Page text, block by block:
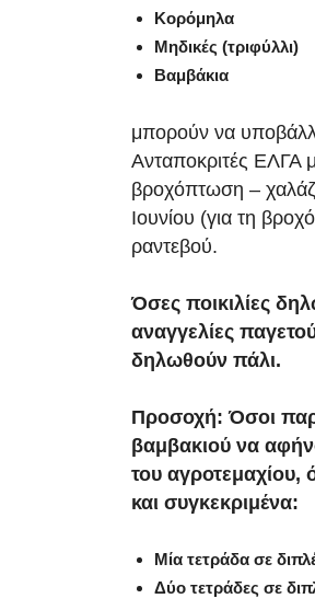
Κορόμηλα
Μηδικές (τριφύλλι)
Βαμβάκια
μπορούν να
Ανταποκριτές ΕΛΓΑ
βροχόπτωση –
Ιουνίου (για τη
ραντεβού.
Όσες ποικιλίες
αναγγελίες
δηλωθούν πάλι.
Προσοχή: Όσοι
βαμβακιού να
του
και συγκεκριμένα:
Μία τετράδα σε
Δύο τετράδες σε